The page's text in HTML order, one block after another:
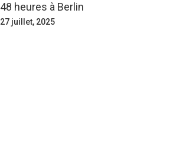
48 heures à Berlin
27 juillet, 2025